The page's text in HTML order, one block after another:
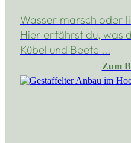
Wasser marsch oder
Hier erfährst du, was
Kübel und Beete ...
Zum